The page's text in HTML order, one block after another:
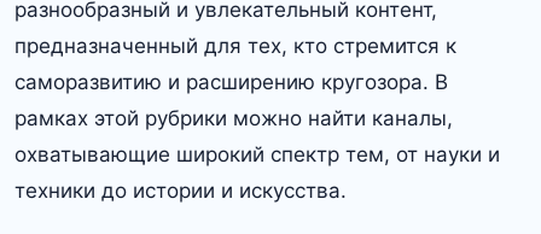
разнообразный и увлекательный контент,
предназначенный для тех, кто стремится к
саморазвитию и расширению кругозора. В
рамках этой рубрики можно найти каналы,
охватывающие широкий спектр тем, от науки и
техники до истории и искусства.